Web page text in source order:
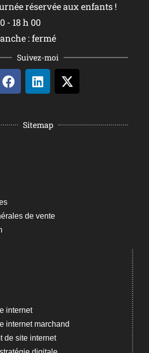
réservée aux enfants !
- 18 h 00
: fermé
Suivez-moi
Sitemap
de vente
internet
internet marchand
de site internet